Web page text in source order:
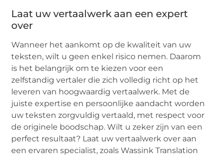
Laat uw vertaalwerk aan een expert
over
Wanneer het aankomt op de kwaliteit van uw
teksten, wilt u geen enkel risico nemen. Daarom
is het belangrijk om te kiezen voor een
zelfstandig vertaler die zich volledig richt op het
leveren van hoogwaardig vertaalwerk. Met de
juiste expertise en persoonlijke aandacht worden
uw teksten zorgvuldig vertaald, met respect voor
de originele boodschap. Wilt u zeker zijn van een
perfect resultaat? Laat uw vertaalwerk over aan
een ervaren specialist, zoals Wassink Translation